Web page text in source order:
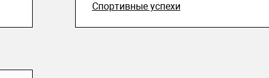
Спортивные успехи